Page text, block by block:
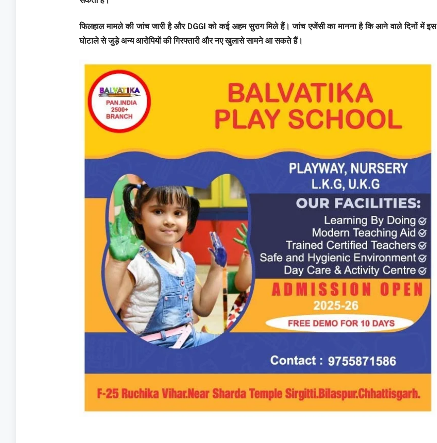
फिलहाल मामले की जांच जारी है और DGGI को कई अहम सुराग मिले हैं। जांच एजेंसी का मानना है कि आने वाले दिनों में इस
घोटाले से जुड़े अन्य आरोपियों की गिरफ्तारी और नए खुलासे सामने आ सकते हैं।